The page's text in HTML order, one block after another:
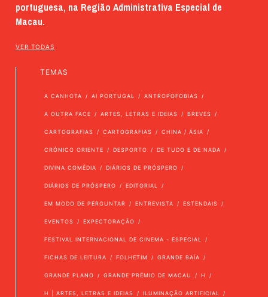
portuguesa, na Região Administrativa Especial de
Macau.
VER TODAS
TEMAS
A CANHOTA AI PORTUGAL ANTROPOFOBIAS
A OUTRA FACE ARTES, LETRAS E IDEIAS BREVES
CARTOGRAFIAS CARTOGRAFIAS CHINA / ÁSIA
CRÓNICO ORIENTE DESPORTO DE TUDO E DE NADA
DIVINA COMÉDIA DIÁRIOS DE PRÓSPERO
DIÁRIOS DE PRÓSPERO EDITORIAL
EM MODO DE PERGUNTAR ENTREVISTA ESTENDAIS
EVENTOS EXPECTORAÇÃO
FESTIVAL INTERNACIONAL DE CINEMA - ESPECIAL
FICHAS DE LEITURA FOLHETIM GRANDE BAÍA
GRANDE PLANO GRANDE PRÉMIO DE MACAU H
H | ARTES, LETRAS E IDEIAS ILUMINAÇÃO ARTIFICIAL